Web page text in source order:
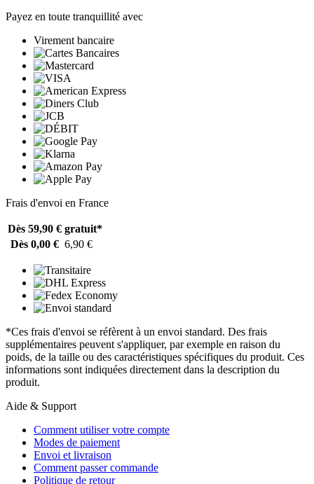
Payez en toute tranquillité avec
Virement bancaire
Frais d'envoi en France
Dès 59,90 € gratuit*
Dès 0,00 € 6,90 €
*Ces frais d'envoi se réfèrent à un envoi standard. Des frais
supplémentaires peuvent s'appliquer, par exemple en raison du
poids, de la taille ou des caractéristiques spécifiques du produit. Ces
informations sont indiquées directement dans la description du
produit.
Aide & Support
Comment utiliser votre compte
Modes de paiement
Envoi et livraison
Comment passer commande
Politique de retour